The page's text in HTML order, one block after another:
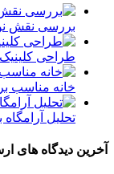
بررسی نقش
طراحی
خانه مناسب
تحلیل
آخرین دیدگاه های